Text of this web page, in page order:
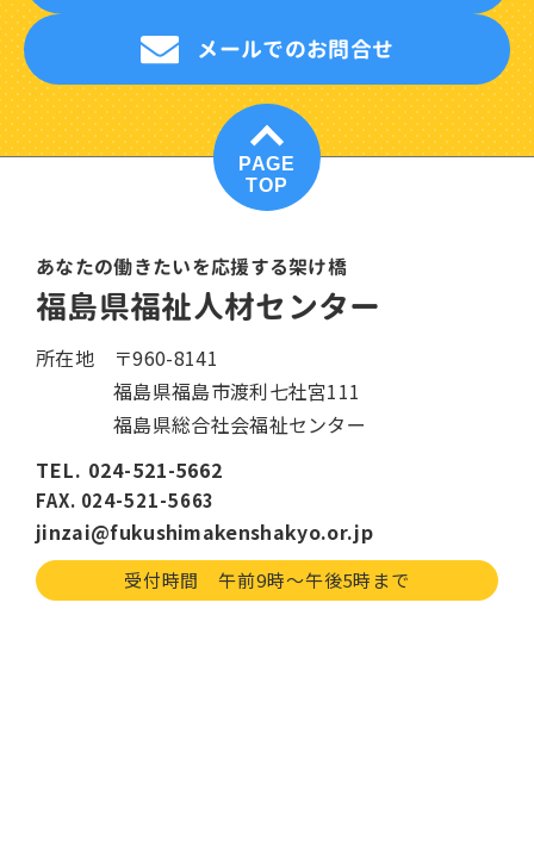
メールでのお問合せ
PAGE
TOP
あなたの働きたいを応援する架け橋
福島県福祉人材センター
所在地
〒960-8141
福島県福島市渡利七社宮111
福島県総合社会福祉センター
TEL. 024-521-5662
FAX. 024-521-5663
jinzai@fukushimakenshakyo.or.jp
受付時間 午前9時〜午後5時まで